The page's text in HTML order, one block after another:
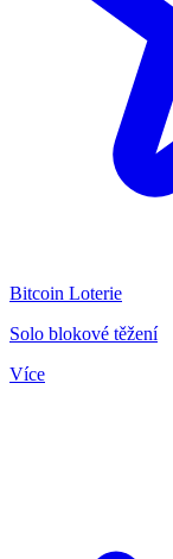
Bitcoin Loterie
Solo blokové těžení
Více